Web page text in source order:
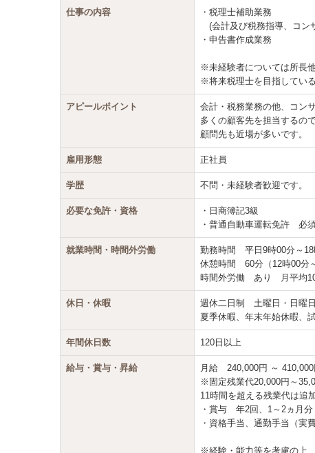
仕事の内容
・税理士補助業務
(会計及び税務指導、コン
・申告書作成業務
※未経験者については所長
※将来税理士を目指してい
アピールポイント
会計・税務業務の他、コン
多くの顧客先を担当するの
顧問先も近場が多いです。
雇用形態 正社員
学歴 不問・未経験者歓迎です。
必要な免許・資格
・日商簿記3級
・普通自動車運転免許 必
就業時間・時間外労働
勤務時間 平日9時00分～18
休憩時間 60分（12時00分
時間外労働 あり 月平均
休日・休暇
週休二日制 土曜日・日曜
夏季休暇、年末年始休暇、
年間休日数 120日以上
給与・賞与・昇給
月給 240,000円 ～ 410,000
※固定残業代20,000円～
11時間を超える残業代は追
・賞与 年2回、1～2ヵ月分
・資格手当、通勤手当（実費
※経験・能力等を考慮の上